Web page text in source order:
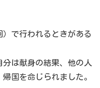
）で行われるときがある
は献身の結果、他の人
国を命じられました。